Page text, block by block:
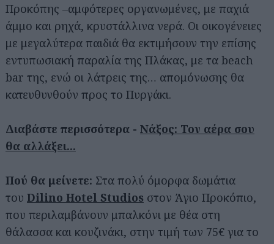
Προκόπης –αμφότερες οργανωμένες, με παχιά
άμμο και ρηχά, κρυστάλλινα νερά. Οι οικογένειες
με μεγαλύτερα παιδιά θα εκτιμήσουν την επίσης
εντυπωσιακή παραλία της Πλάκας, με τα beach
bar της, ενώ οι λάτρεις της… απομόνωσης θα
κατευθυνθούν προς το Πυργάκι.
Διαβάστε περισσότερα - Νάξος: Τον αέρα σου
θα αλλάξει...
Πού θα μείνετε: Στα πολύ όμορφα δωμάτια
του Dilino Hotel Studios στον Άγιο Προκόπιο,
που περιλαμβάνουν μπαλκόνι με θέα στη
θάλασσα και κουζινάκι, στην τιμή των 75€ για το